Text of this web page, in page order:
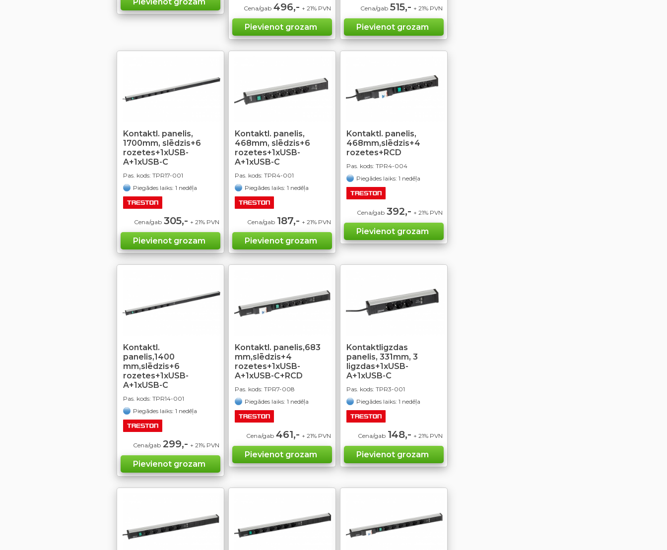
Cena/gab 496,- + 21% PVN Cena/gab 515,- + 21% PVN
Kontaktl. panelis,
1700mm, slēdzis+6
rozetes+1xUSB-
A+1xUSB-C
Pas. kods: TPR17-001
Piegādes laiks: 1 nedēļa
Cena/gab 305,- + 21% PVN
Kontaktl. panelis,
468mm, slēdzis+6
rozetes+1xUSB-
A+1xUSB-C
Pas. kods: TPR4-001
Piegādes laiks: 1 nedēļa
Cena/gab 187,- + 21% PVN
Kontaktl. panelis,
468mm,slēdzis+4
rozetes+RCD
Pas. kods: TPR4-004
Piegādes laiks: 1 nedēļa
Cena/gab 392,- + 21% PVN
Kontaktl.
panelis,1400
mm,slēdzis+6
rozetes+1xUSB-
A+1xUSB-C
Pas. kods: TPR14-001
Piegādes laiks: 1 nedēļa
Cena/gab 299,- + 21% PVN
Kontaktl. panelis,683
mm,slēdzis+4
rozetes+1xUSB-
A+1xUSB-C+RCD
Pas. kods: TPR7-008
Piegādes laiks: 1 nedēļa
Cena/gab 461,- + 21% PVN
Kontaktligzdas
panelis, 331mm, 3
ligzdas+1xUSB-
A+1xUSB-C
Pas. kods: TPR3-001
Piegādes laiks: 1 nedēļa
Cena/gab 148,- + 21% PVN